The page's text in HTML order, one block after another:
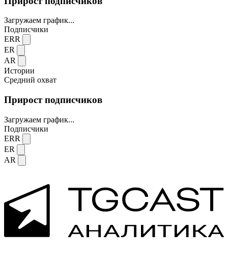
Загружаем график...
Подписчики
ERR
ER
AR
Истории
Средний охват
Прирост подписчиков
Загружаем график...
Подписчики
ERR
ER
AR